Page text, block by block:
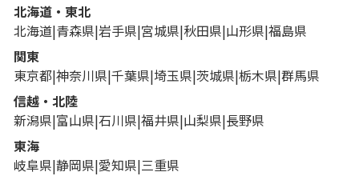
北海道・東北
北海道 青森県 岩手県 宮城県 秋田県 山形県 福島県
関東
東京都 神奈川県 千葉県 埼玉県 茨城県 栃木県 群馬県
信越・北陸
新潟県 富山県 石川県 福井県 山梨県 長野県
東海
岐阜県 静岡県 愛知県 三重県